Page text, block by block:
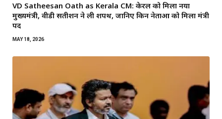
VD Satheesan Oath as Kerala CM: केरल को मिला नया
मुख्यमंत्री, वीडी सतीशन ने ली शपथ, जानिए किन नेताओं को मिला मंत्री
पद
MAY 18, 2026